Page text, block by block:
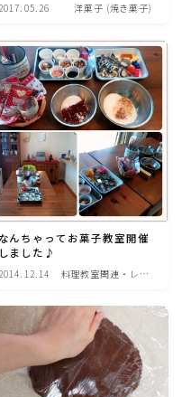
ん草・レタス・小松
げん・そら豆・え
青梗菜・セロリ・
大根・れんこん・
山芋)
き・その他山菜料理
2017.05.26 洋菓子 (焼き菓子)
なんちゃってお菓子教室開催
しました♪
2014.12.14
料理教室関連・レッ